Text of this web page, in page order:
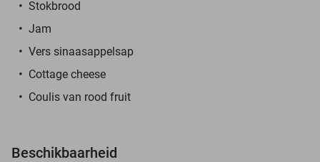
Stokbrood
Jam
Vers sinaasappelsap
Cottage cheese
Coulis van rood fruit
Beschikbaarheid